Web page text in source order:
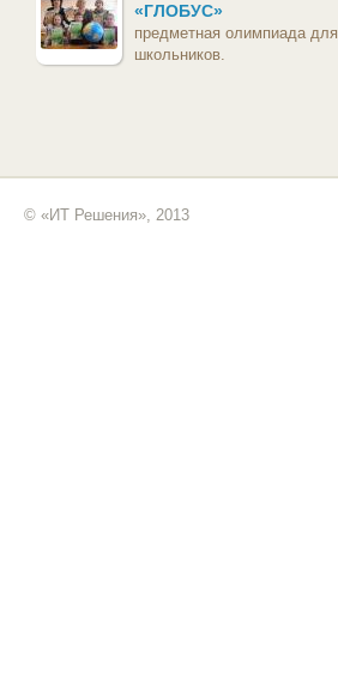
«ГЛОБУС»
предметная олимпиада для
школьников.
© «ИТ Решения», 2013